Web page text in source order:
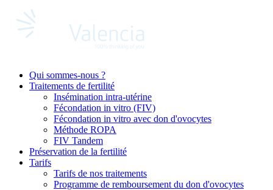
Qui sommes-nous ?
Traitements de fertilité
Insémination intra-utérine
Fécondation in vitro (FIV)
Fécondation in vitro avec don d'ovocytes
Méthode ROPA
FIV Tandem
Préservation de la fertilité
Tarifs
Tarifs de nos traitements
Programme de remboursement du don d'ovocytes